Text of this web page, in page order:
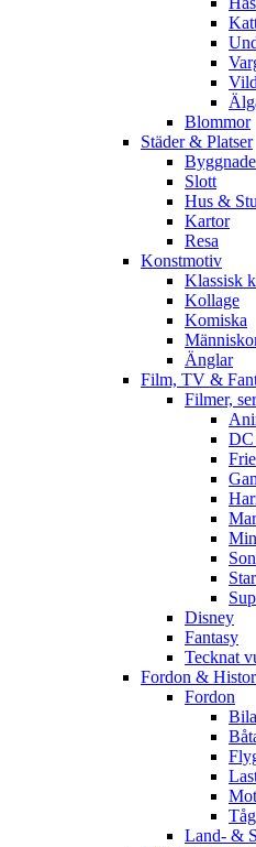
Blommor
Städer & Platser
Slott
Hus &
Kartor
Resa
Konstmotiv
Klassisk
Kollage
Komiska
Änglar
Film, TV &
Filmer,
DC
Disney
Fantasy
Tecknat
Fordon &
Fordon
Tåg
Land- &